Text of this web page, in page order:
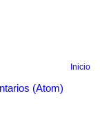
Inicio
(Atom)